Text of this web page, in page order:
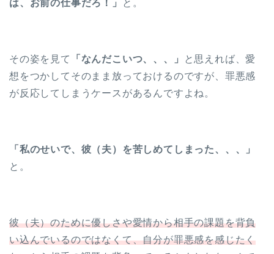
は、お前の仕事だろ！」
と。
その姿を見て 「なんだこいつ、、、」
と思えれば、愛
想をつかしてそのまま放っておけるのですが、罪悪感
が反応してしまうケースがあるんですよね。
「私のせいで、彼（夫）を苦しめてしまった、、、」
と。
彼（夫）のために優しさや愛情から相手の課題を背負
い込んでいるのではなくて、自分が罪悪感を感じたく